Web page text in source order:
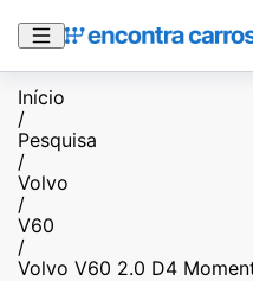
Início
/
Pesquisa
/
Volvo
/
V60
/
Volvo V60 2.0 D4